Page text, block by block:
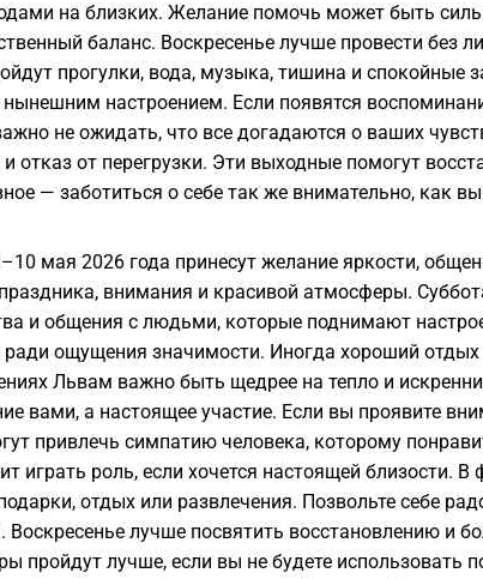
на близких. Желание помочь может быть
баланс. Воскресенье лучше провести без
прогулки, вода, музыка, тишина и спокойные
настроением. Если появятся
не ожидать, что все догадаются о ваших
отказ от перегрузки. Эти выходные помогут
— заботиться о себе так же внимательно, как
мая 2026 года принесут желание яркости,
внимания и красивой атмосферы.
и общения с людьми, которые поднимают
ощущения значимости. Иногда хороший отдых
Львам важно быть щедрее на тепло и
вами, а настоящее участие. Если вы проявите
привлечь симпатию человека, которому
играть роль, если хочется настоящей близости.
отдых или развлечения. Позвольте себе
Воскресенье лучше посвятить восстановлению и
пройдут лучше, если вы не будете использовать